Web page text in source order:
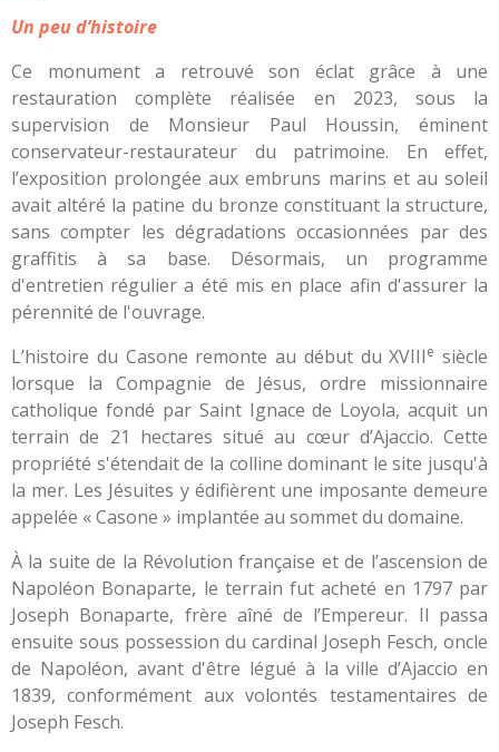
Un peu d’histoire
Ce monument a retrouvé son éclat grâce à une
restauration complète réalisée en 2023, sous la
supervision de Monsieur Paul Houssin, éminent
conservateur-restaurateur du patrimoine. En effet,
l’exposition prolongée aux embruns marins et au soleil
avait altéré la patine du bronze constituant la structure,
sans compter les dégradations occasionnées par des
graffitis à sa base. Désormais, un programme
d'entretien régulier a été mis en place afin d'assurer la
pérennité de l'ouvrage.
L’histoire du Casone remonte au début du XVIIIe siècle
lorsque la Compagnie de Jésus, ordre missionnaire
catholique fondé par Saint Ignace de Loyola, acquit un
terrain de 21 hectares situé au cœur d’Ajaccio. Cette
propriété s'étendait de la colline dominant le site jusqu'à
la mer. Les Jésuites y édifièrent une imposante demeure
appelée « Casone » implantée au sommet du domaine.
À la suite de la Révolution française et de l’ascension de
Napoléon Bonaparte, le terrain fut acheté en 1797 par
Joseph Bonaparte, frère aîné de l’Empereur. Il passa
ensuite sous possession du cardinal Joseph Fesch, oncle
de Napoléon, avant d'être légué à la ville d’Ajaccio en
1839, conformément aux volontés testamentaires de
Joseph Fesch.